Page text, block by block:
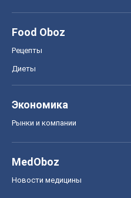
Food Oboz
Рецепты
Диеты
Экономика
Рынки и компании
MedOboz
Новости медицины